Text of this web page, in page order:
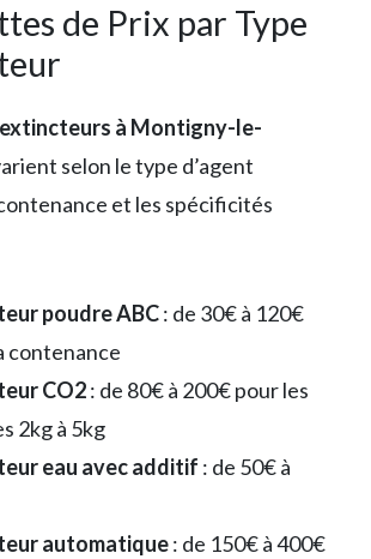
de Prix par Type
extincteurs à Montigny-le-
selon le type d’agent
et les spécificités
poudre ABC: de 30€ à 120€
contenance
CO2: de 80€ à 200€ pour les
2kg à 5kg
eau avec additif : de 50€ à
automatique: de 150€ à 400€